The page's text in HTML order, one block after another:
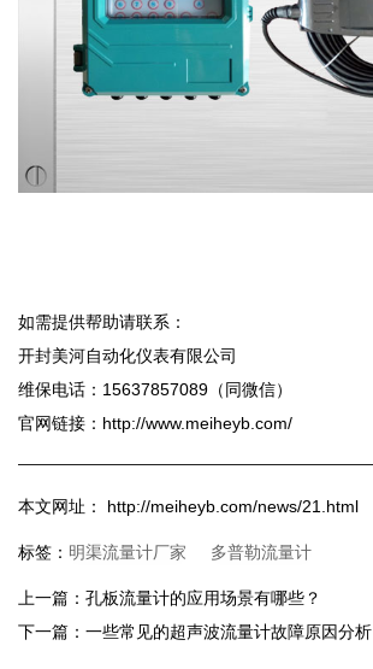
如需提供帮助请联系：
开封美河自动化仪表有限公司
维保电话：15637857089（同微信）
官网链接：http://www.meiheyb.com/
本文网址： http://meiheyb.com/news/21.html
标签： 明渠流量计厂家 多普勒流量计
上一篇： 孔板流量计的应用场景有哪些？
下一篇： 一些常见的超声波流量计故障原因分析